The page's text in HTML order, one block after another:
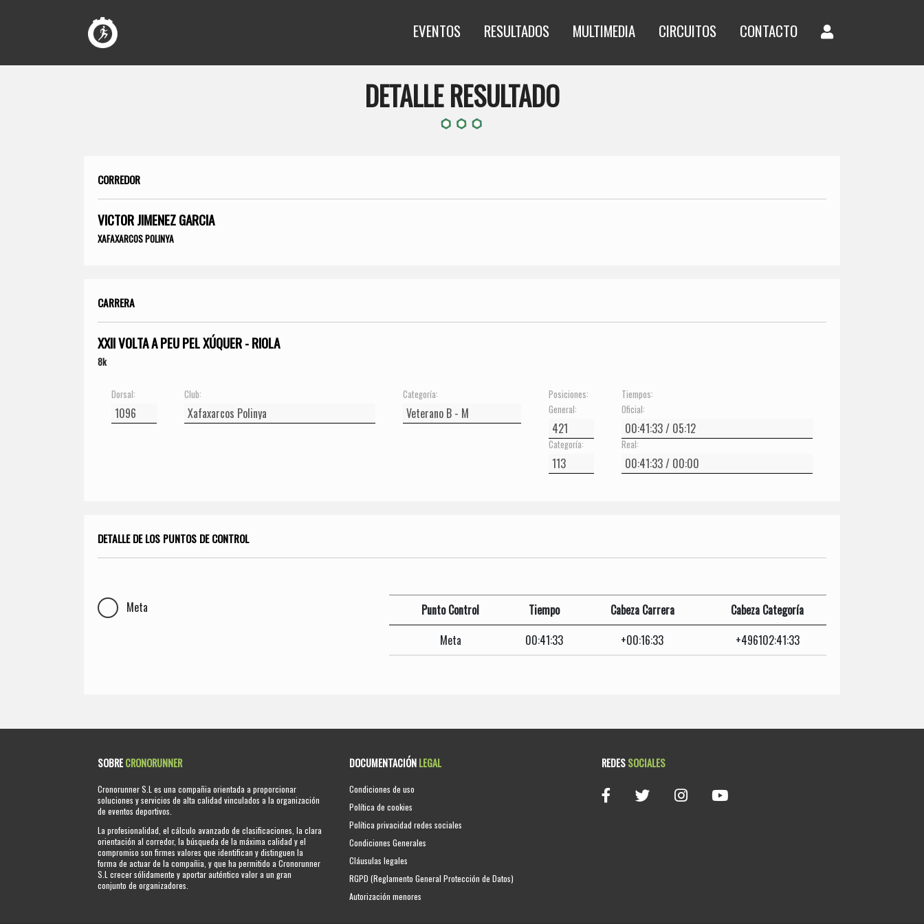
EVENTOS RESULTADOS MULTIMEDIA CIRCUITOS CONTACTO
DETALLE RESULTADO
CORREDOR
VICTOR JIMENEZ GARCIA
XAFAXARCOS POLINYA
CARRERA
XXII VOLTA A PEU PEL XÚQUER - RIOLA
8k
Dorsal: Club: Categoría:
Posiciones:
General:
Categoría:
Tiempos:
Oficial:
Real:
DETALLE DE LOS PUNTOS DE CONTROL
Meta Punto Control Tiempo Cabeza Carrera
Cabeza Categoría
Meta
00:41:33 +00:16:33 +496102:41:33
SOBRECRONORUNNER
Cronorunner S.L es una compañia orientada a proporcionar
soluciones y servicios de alta calidad vinculados a la organización
de eventos deportivos.
La profesionalidad, el cálculo avanzado de clasificaciones, la clara
orientación al corredor, la búsqueda de la máxima calidad y el
compromiso son firmes valores que identifican y distinguen la
forma de actuar de la compañia, y que ha permitido a Cronorunner
S.L crecer sólidamente y aportar auténtico valor a un gran
conjunto de organizadores.
DOCUMENTACIÓNLEGAL
Condiciones de uso
Política de cookies
Política privacidad redes sociales
Condiciones Generales
Cláusulas legales
RGPD (Reglamento General Protección de Datos)
Autorización menores
REDESSOCIALES